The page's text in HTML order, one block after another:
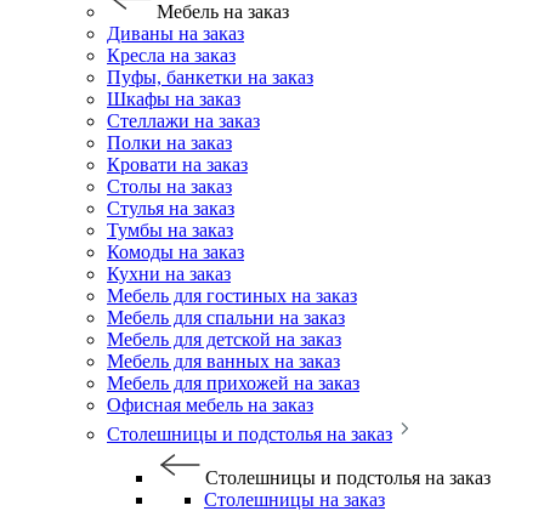
Мебель на заказ
Диваны на заказ
Кресла на заказ
Пуфы, банкетки на заказ
Шкафы на заказ
Стеллажи на заказ
Полки на заказ
Кровати на заказ
Столы на заказ
Стулья на заказ
Тумбы на заказ
Комоды на заказ
Кухни на заказ
Мебель для гостиных на заказ
Мебель для спальни на заказ
Мебель для детской на заказ
Мебель для ванных на заказ
Мебель для прихожей на заказ
Офисная мебель на заказ
Столешницы и подстолья на заказ
Столешницы и подстолья на заказ
Столешницы на заказ